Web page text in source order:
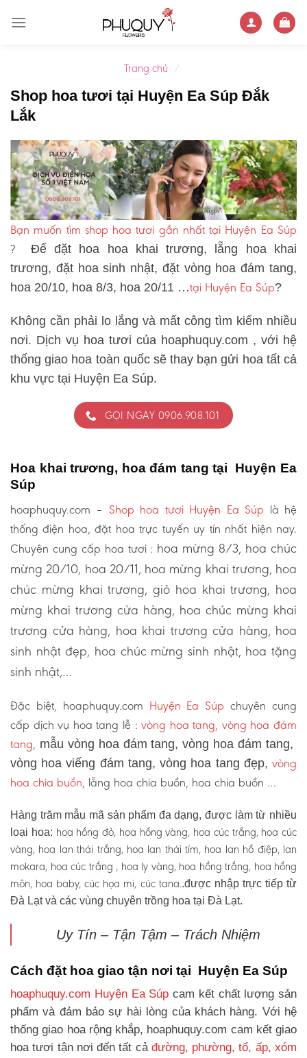
Trang chủ /
Shop hoa tươi tại Huyện Ea Súp Đắk
Lắk
Bạn muốn tìm shop hoa tươi gần nhất tại Huyện Ea Súp
? Để đặt hoa hoa khai trương, lẵng hoa khai
trương, đặt hoa sinh nhật, đặt vòng hoa đám tang,
hoa 20/10, hoa 8/3, hoa 20/11 …tại Huyện Ea Súp?
Không cần phải lo lắng và mất công tìm kiếm nhiều
nơi. Dịch vụ hoa tươi của hoaphuquy.com , với hệ
thống giao hoa toàn quốc sẽ thay bạn gửi hoa tất cả
khu vực tại Huyện Ea Súp.
GỌI NGAY 0906.908.101
Hoa khai trương, hoa đám tang tại Huyện Ea
Súp
hoaphuquy.com – Shop hoa tươi Huyện Ea Súp là hệ
thống điện hoa, đặt hoa trực tuyến uy tín nhất hiện nay.
Chuyên cung cấp hoa tươi : hoa mừng 8/3, hoa chúc
mừng 20/10, hoa 20/11, hoa mừng khai trương, hoa
chúc mừng khai trương, giỏ hoa khai trương, hoa
mừng khai trương cửa hàng, hoa chúc mừng khai
trương cửa hàng, hoa khai trương cửa hàng, hoa
sinh nhật đẹp, hoa chúc mừng sinh nhật, hoa tặng
sinh nhật,…
Đặc biệt, hoaphuquy.com Huyện Ea Súp chuyên cung
cấp dịch vụ hoa tang lễ :vòng hoa tang, vòng hoa đám
tang, mẫu vòng hoa đám tang, vòng hoa đám tang,
vòng hoa viếng đám tang, vòng hoa tang đẹp, vòng
hoa chia buồn, lẵng hoa chia buồn, hoa chia buồn …
Hàng trăm mẫu mã sản phẩm đa dạng, được làm từ nhiều
loại hoa: hoa hồng đỏ, hoa hồng vàng, hoa cúc trắng, hoa cúc
vàng, hoa lan thái trắng, hoa lan thái tím, hoa lan hồ điệp, lan
mokara, hoa cúc trắng , hoa ly vàng, hoa hồng trắng, hoa hồng
môn, hoa baby, cúc họa mi, cúc tana..được nhập trực tiếp từ
Đà Lạt và các vùng chuyên trồng hoa tại Đà Lạt.
Uy Tín – Tận Tậm – Trách Nhiệm
Cách đặt hoa giao tận nơi tại Huyện Ea Súp
hoaphuquy.com Huyện Ea Súp cam kết chất lượng sản
phẩm và đảm bảo sự hài lòng của khách hàng. Với hệ
thống giao hoa rộng khắp, hoaphuquy.com cam kết giao
hoa tươi tận nơi đến tất cả đường, phường, tổ, ấp, xóm